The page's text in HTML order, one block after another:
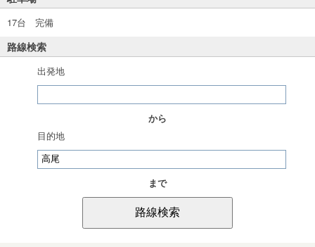
17台 完備
路線検索
出発地
から
目的地
まで